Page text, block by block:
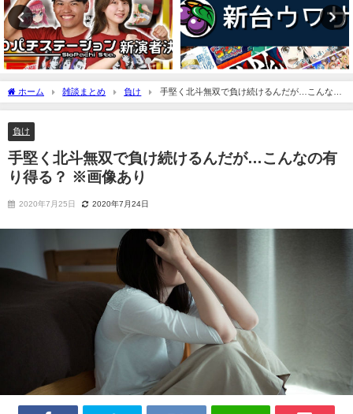
ホーム 雑談まとめ 負け
手堅く北斗無双で負け続けるんだが…こんなの
有り得る？ ※画像あり
負け
手堅く北斗無双で負け続けるんだが…こんなの有
り得る？ ※画像あり
2020年7月25日 2020年7月24日